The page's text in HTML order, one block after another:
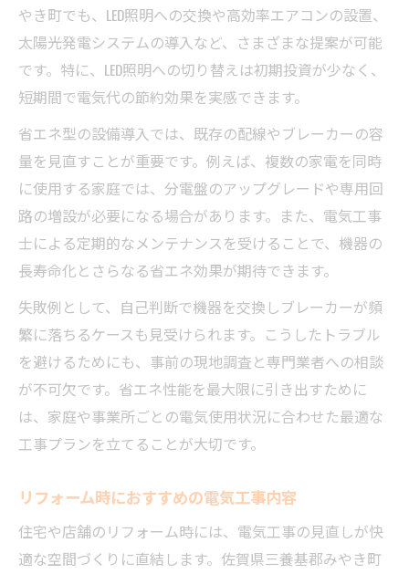
やき町でも、LED照明への交換や高効率エアコンの設置、
太陽光発電システムの導入など、さまざまな提案が可能
です。特に、LED照明への切り替えは初期投資が少なく、
短期間で電気代の節約効果を実感できます。
省エネ型の設備導入では、既存の配線やブレーカーの容
量を見直すことが重要です。例えば、複数の家電を同時
に使用する家庭では、分電盤のアップグレードや専用回
路の増設が必要になる場合があります。また、電気工事
士による定期的なメンテナンスを受けることで、機器の
長寿命化とさらなる省エネ効果が期待できます。
失敗例として、自己判断で機器を交換しブレーカーが頻
繁に落ちるケースも見受けられます。こうしたトラブル
を避けるためにも、事前の現地調査と専門業者への相談
が不可欠です。省エネ性能を最大限に引き出すために
は、家庭や事業所ごとの電気使用状況に合わせた最適な
工事プランを立てることが大切です。
リフォーム時におすすめの電気工事内容
住宅や店舗のリフォーム時には、電気工事の見直しが快
適な空間づくりに直結します。佐賀県三養基郡みやき町